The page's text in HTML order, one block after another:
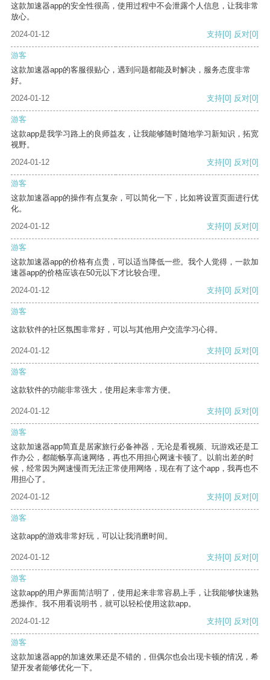
这款加速器app的安全性很高，使用过程中不会泄露个人信息，让我非常
放心。
2024-01-12
支持[0] 反对[0]
游客
这款加速器app的客服很贴心，遇到问题都能及时解决，服务态度非常
好。
2024-01-12
支持[0] 反对[0]
游客
这款app是我学习路上的良师益友，让我能够随时随地学习新知识，拓宽
视野。
2024-01-12
支持[0] 反对[0]
游客
这款加速器app的操作有点复杂，可以简化一下，比如将设置页面进行优
化。
2024-01-12
支持[0] 反对[0]
游客
这款加速器app的价格有点贵，可以适当降低一些。我个人觉得，一款加
速器app的价格应该在50元以下才比较合理。
2024-01-12
支持[0] 反对[0]
游客
这款软件的社区氛围非常好，可以与其他用户交流学习心得。
2024-01-12 支持[0] 反对[0]
游客
这款软件的功能非常强大，使用起来非常方便。
2024-01-12 支持[0] 反对[0]
游客
这款加速器app简直是居家旅行必备神器，无论是看视频、玩游戏还是工
作办公，都能畅享高速网络，再也不用担心网速卡顿了。以前出差的时
候，经常因为网速慢而无法正常使用网络，现在有了这个app，我再也不
用担心了。
2024-01-12
支持[0] 反对[0]
游客
这款app的游戏非常好玩，可以让我消磨时间。
2024-01-12 支持[0] 反对[0]
游客
这款app的用户界面简洁明了，使用起来非常容易上手，让我能够快速熟
悉操作。我不用看说明书，就可以轻松使用这款app。
2024-01-12
支持[0] 反对[0]
游客
这款加速器app的加速效果还是不错的，但偶尔也会出现卡顿的情况，希
望开发者能够优化一下。